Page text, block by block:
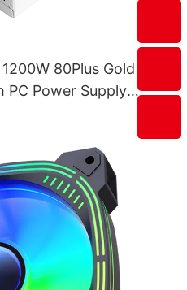
80Plus Gold
PC Power Supply